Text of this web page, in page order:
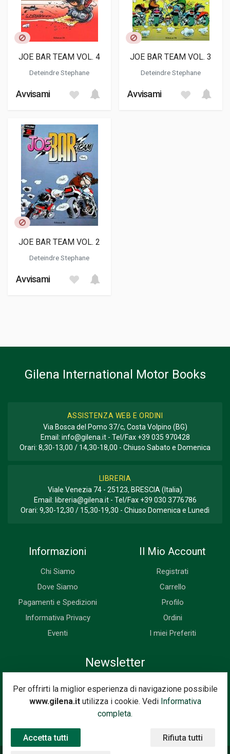
JOE BAR TEAM VOL. 4
Deteindre Stephane
Avvisami
JOE BAR TEAM VOL. 3
Deteindre Stephane
Avvisami
JOE BAR TEAM VOL. 2
Deteindre Stephane
Avvisami
Per offrirti la miglior esperienza di navigazione possibile
www.gilena.itutilizza i cookie. Vedi Informativa
completa.
Accetta tutti Rifiuta tutti
Gilena International Motor Books
ASSISTENZA WEB E ORDINI
Via Bosca del Pomo 37/c, Costa Volpino (BG)
Email: info@gilena.it- Tel/Fax +39 035 970428
Orari: 8,30-13,00 / 14,30-18,00 - Chiuso Sabato e Domenica
LIBRERIA
Viale Venezia 74 - 25123, BRESCIA (Italia)
Email: libreria@gilena.it- Tel/Fax +39 030 3776786
Orari: 9,30-12,30 / 15,30-19,30 - Chiuso Domenica e Lunedì
Informazioni
Chi Siamo
Dove Siamo
Pagamenti e Spedizioni
Informativa Privacy
Eventi
Il Mio Account
Registrati
Carrello
Profilo
Ordini
I miei Preferiti
Newsletter
Iscriviti subito alla nostra newsletter. Riceverai prima di tutti le
novità, le offerte, i prossimi eventi...